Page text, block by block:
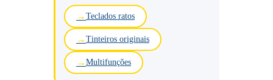
Teclados ratos
Tinteiros originais
Multifunções